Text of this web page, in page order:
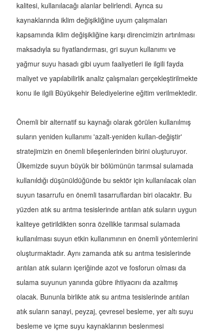
kalitesi, kullanılacağı alanlar belirlendi. Ayrıca su
kaynaklarında iklim değişikliğine uyum çalışmaları
kapsamında iklim değişikliğine karşı direncimizin artırılması
maksadıyla su fiyatlandırması, gri suyun kullanımı ve
yağmur suyu hasadı gibi uyum faaliyetleri ile ilgili fayda
maliyet ve yapılabilirlik analiz çalışmaları gerçekleştirilmekte
konu ile ilgili Büyükşehir Belediyelerine eğitim verilmektedir.
Önemli bir alternatif su kaynağı olarak görülen kullanılmış
suların yeniden kullanımı 'azalt-yeniden kullan-değiştir'
stratejimizin en önemli bileşenlerinden birini oluşturuyor.
Ülkemizde suyun büyük bir bölümünün tarımsal sulamada
kullanıldığı düşünüldüğünde bu sektör için kullanılacak olan
suyun tasarrufu en önemli tasarruflardan biri olacaktır. Bu
yüzden atık su arıtma tesislerinde arıtılan atık suların uygun
kaliteye getirildikten sonra özellikle tarımsal sulamada
kullanılması suyun etkin kullanımının en önemli yöntemlerini
oluşturmaktadır. Aynı zamanda atık su arıtma tesislerinde
arıtılan atık suların içeriğinde azot ve fosforun olması da
sulama suyunun yanında gübre ihtiyacını da azaltmış
olacak. Bununla birlikte atık su arıtma tesislerinde arıtılan
atık suların sanayi, peyzaj, çevresel besleme, yer altı suyu
besleme ve içme suyu kaynaklarının beslenmesi